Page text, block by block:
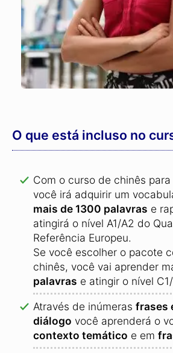
O que está incluso no
Com o curso de chinês
você irá adquirir um
mais de 1300 palavras e
atingirá o nível A1/A2 do
Referência Europeu.
Se você escolher o pacote
chinês, você vai aprender
palavras e atingir o nível
Através de inúmeras frases
diálogo você aprenderá o
contexto temático e em